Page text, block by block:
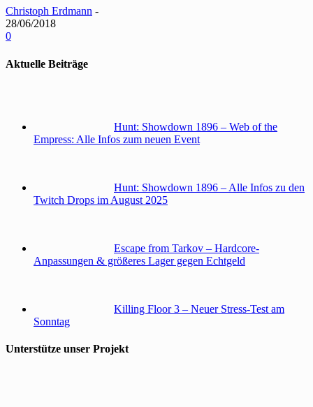
Christoph Erdmann -
28/06/2018
0
Aktuelle Beiträge
Hunt: Showdown 1896 – Web of the
Empress: Alle Infos zum neuen Event
Hunt: Showdown 1896 – Alle Infos zu den
Twitch Drops im August 2025
Escape from Tarkov – Hardcore-
Anpassungen & größeres Lager gegen Echtgeld
Killing Floor 3 – Neuer Stress-Test am
Sonntag
Unterstütze unser Projekt